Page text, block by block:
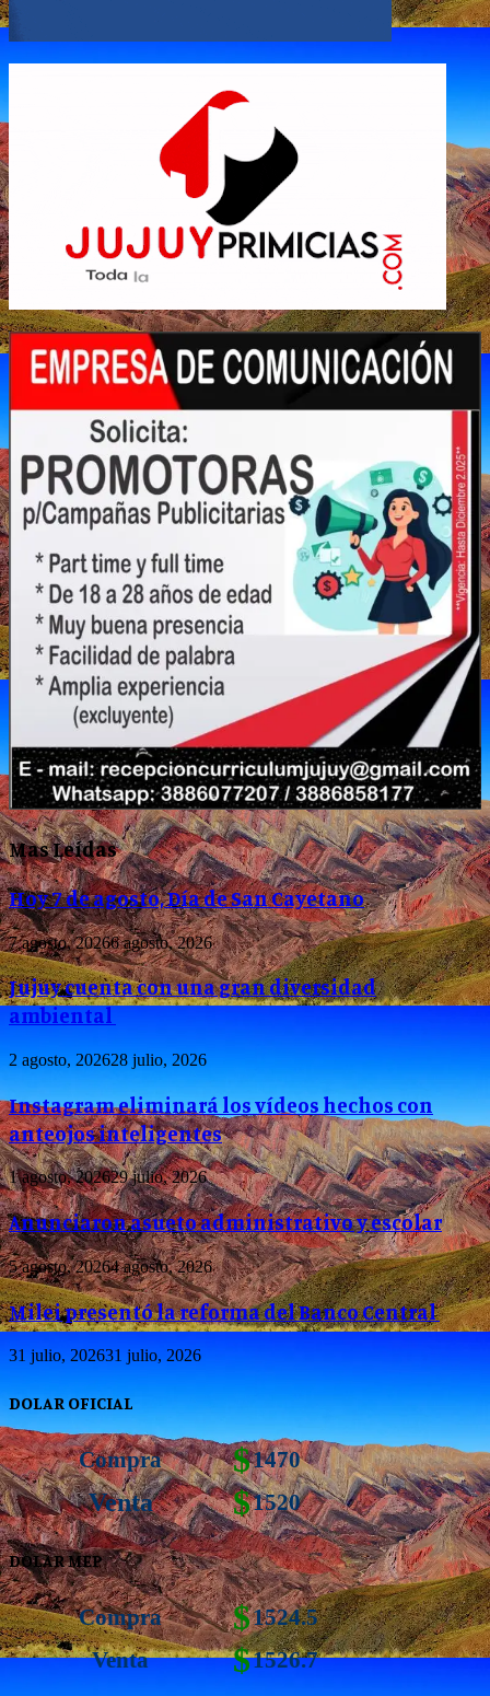
Mas Leídas
Hoy 7 de agosto, Día de San Cayetano
7 agosto, 20266 agosto, 2026
Jujuy cuenta con una gran diversidad
ambiental
2 agosto, 202628 julio, 2026
Instagram eliminará los vídeos hechos con
anteojos inteligentes
1 agosto, 202629 julio, 2026
Anunciaron asueto administrativo y escolar
5 agosto, 20264 agosto, 2026
Milei presentó la reforma del Banco Central
31 julio, 202631 julio, 2026
DOLAR OFICIAL
Compra $1470
Venta $1520
DOLAR MEP
Compra $1524.5
Venta
$1526.7